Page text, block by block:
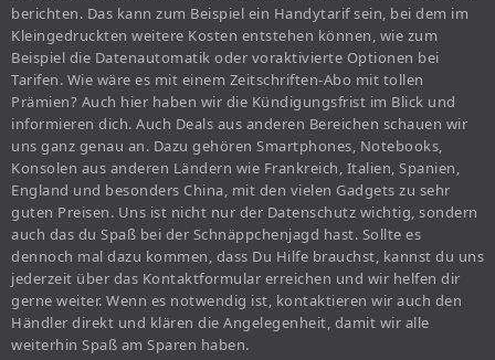
berichten. Das kann zum Beispiel ein Handytarif sein, bei dem im
Kleingedruckten weitere Kosten entstehen können, wie zum
Beispiel die Datenautomatik oder voraktivierte Optionen bei
Tarifen. Wie wäre es mit einem Zeitschriften-Abo mit tollen
Prämien? Auch hier haben wir die Kündigungsfrist im Blick und
informieren dich. Auch Deals aus anderen Bereichen schauen wir
uns ganz genau an. Dazu gehören Smartphones, Notebooks,
Konsolen aus anderen Ländern wie Frankreich, Italien, Spanien,
England und besonders China, mit den vielen Gadgets zu sehr
guten Preisen. Uns ist nicht nur der Datenschutz wichtig, sondern
auch das du Spaß bei der Schnäppchenjagd hast. Sollte es
dennoch mal dazu kommen, dass Du Hilfe brauchst, kannst du uns
jederzeit über das Kontaktformular erreichen und wir helfen dir
gerne weiter. Wenn es notwendig ist, kontaktieren wir auch den
Händler direkt und klären die Angelegenheit, damit wir alle
weiterhin Spaß am Sparen haben.